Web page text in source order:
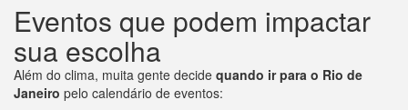
Eventos que podem impactar
sua escolha
Além do clima, muita gente decide quando ir para o Rio de
Janeiro pelo calendário de eventos: